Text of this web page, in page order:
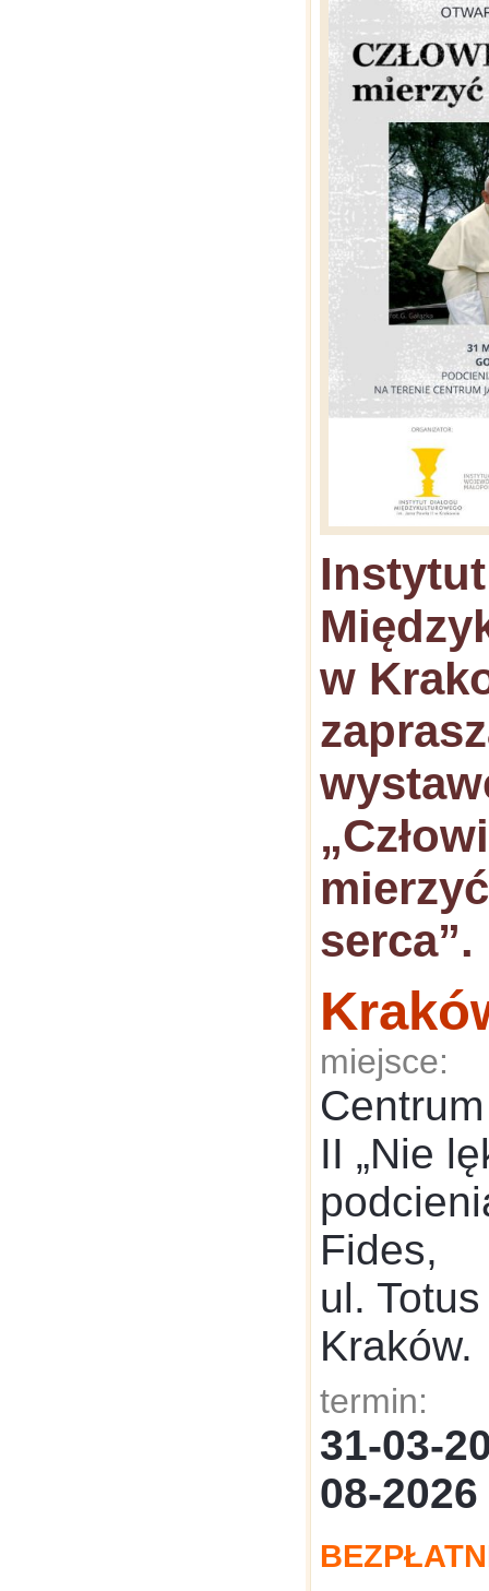
w
serca”.
miejsce:
II „Nie
Fides,
ul.
Kraków.
termin:
31-03-
08-2026